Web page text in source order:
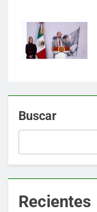
Buscar
Recientes